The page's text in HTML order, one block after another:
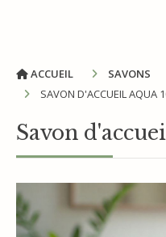
ACCUEIL SAVONS
SAVON D'ACCUEIL AQUA
Savon